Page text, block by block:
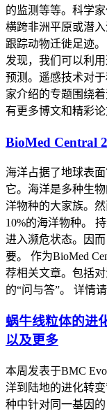
的监测等等。科学
横跨非洲平原或潜
跟踪动物迁徙足迹
发现，我们可以利
预测。遥感技术对
家介绍的专题围绕
有更多博文和精彩
BioMed Central
海洋占据了地球表
它。海洋是多种生
洋物种的大家族。
10%的海洋物种。
进入濒危状态。因
要。 作为BioMed
荐相关文章。包括
的“问与答”。 详情
蜗牛线粒体的进
以及更多
本周发表于BMC
洋到陆地的进化转
种中针对同一基因